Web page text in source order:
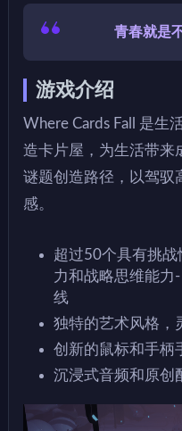
青春就是
游戏介绍
Where Cards Fall 是生
造卡片屋，为生活带来
谜题创造路径，以驾驭
感。
超过50个具有挑
力和战略思维能力
线
独特的艺术风格，
创新的鼠标和手柄
沉浸式音频和原创